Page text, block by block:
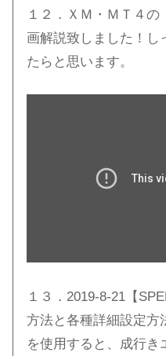
１２．ＸＭ・ＭＴ４
画解説致しました！し
たらと思います。
１３．2019-8-21【
方法と各種詳細設定方
を使用すると、成行